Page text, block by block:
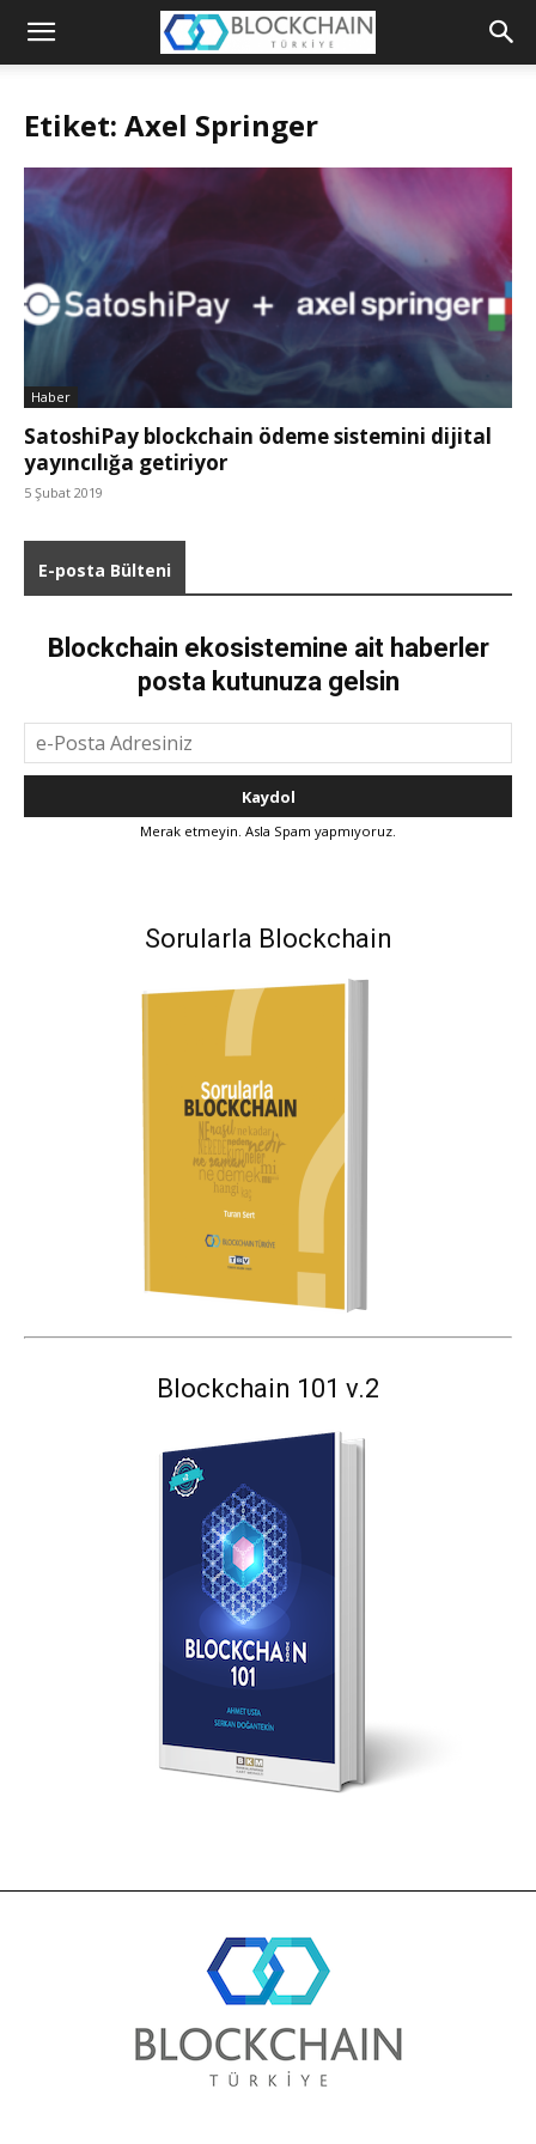
Blockchain
Etiket: Axel Springer
Haber
SatoshiPay blockchain ödeme sistemini dijital
yayıncılığa getiriyor
5 Şubat 2019
E-posta Bülteni
Blockchain ekosistemine ait haberler
posta kutunuza gelsin
Merak etmeyin. Asla Spam yapmıyoruz.
Sorularla Blockchain
Blockchain 101 v.2